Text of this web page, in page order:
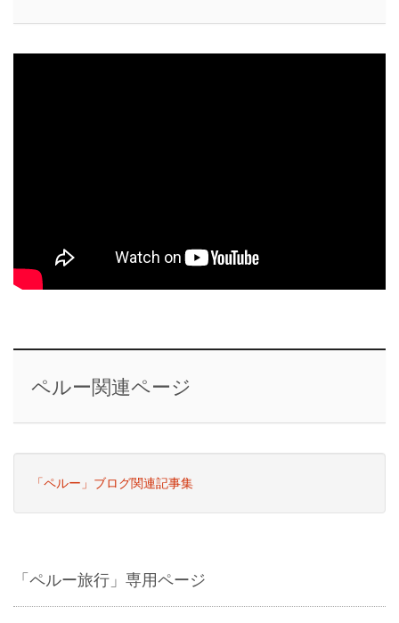
ペルー関連ページ
「ペルー」ブログ関連記事集
「ペルー旅行」専用ページ